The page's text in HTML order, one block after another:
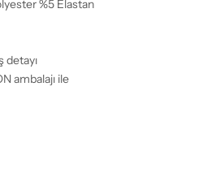
%5 Elastan
detayı
ambalajı ile